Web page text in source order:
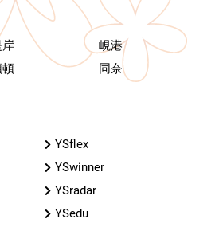
岸
峴港
頓 同奈
YSflex
YSwinner
YSradar
YSedu